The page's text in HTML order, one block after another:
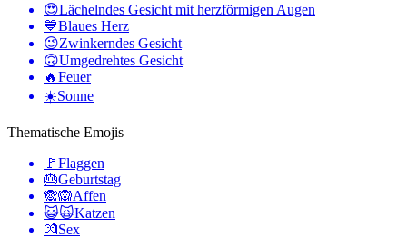
😍Lächelndes Gesicht mit herzförmigen Augen
💙Blaues Herz
😉Zwinkerndes Gesicht
🙃Umgedrehtes Gesicht
🔥Feuer
☀️Sonne
Thematische Emojis
🚩Flaggen
🎂Geburtstag
🙈🙉Affen
😺🙀Katzen
💏Sex